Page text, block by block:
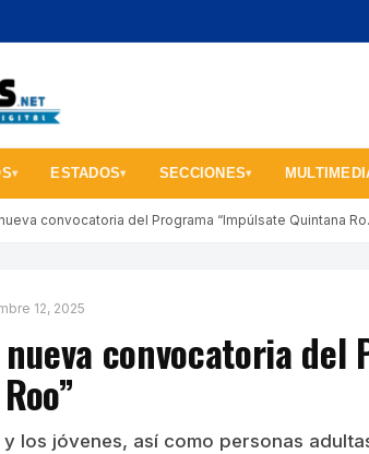
▾ ESTADOS▾ SECCIONES▾
convocatoria del Programa “Impúlsate Quintana
12, 2025
nueva convocatoria
y los jóvenes, así como personas